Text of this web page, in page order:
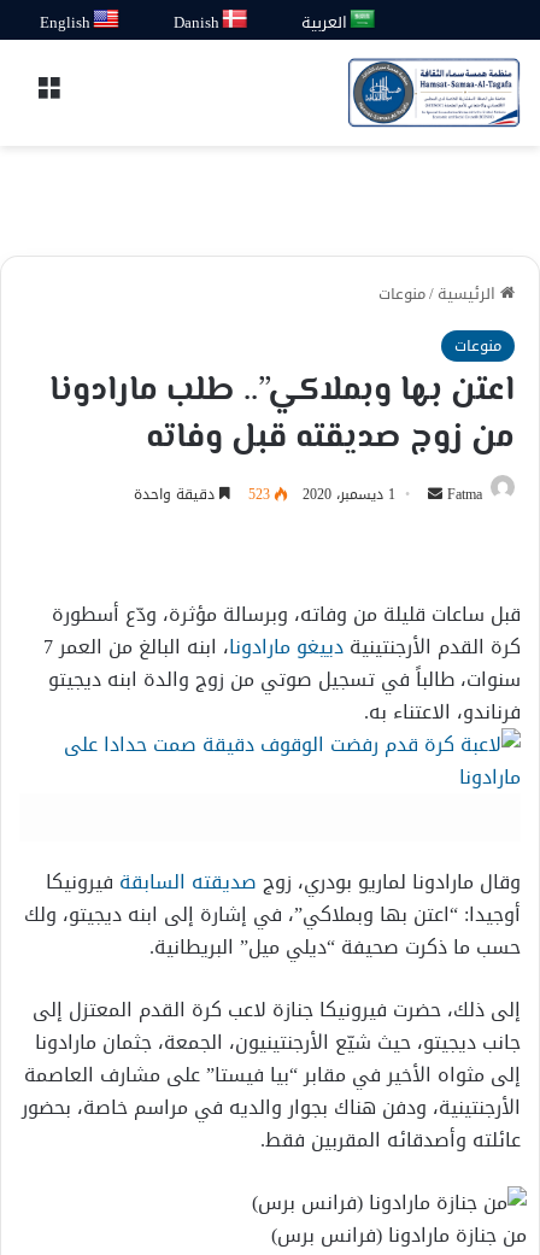
العربية Danish
English
الرئيسية/منوعات
منوعات
اعتن بها وبملاكي”.. طلب مارادونا
من زوج صديقته قبل وفاته
Fatma
أرسل 1 ديسمبر، 2020 523 دقيقة واحدة
قبل ساعات قليلة من وفاته، وبرسالة مؤثرة، ودّع أسطورة
كرة القدم الأرجنتينيةدييغو مارادونا
، ابنه البالغ من العمر 7
سنوات، طالباً في تسجيل صوتي من زوج والدة ابنه ديجيتو
فرناندو، الاعتناء به.
وقال مارادونا لماريو بودري، زوجصديقته السابقة فيرونيكا
أوجيدا: “اعتن بها وبملاكي”، في إشارة إلى ابنه ديجيتو، ولك
حسب ما ذكرت صحيفة “ديلي ميل” البريطانية.
إلى ذلك، حضرت فيرونيكا جنازة لاعب كرة القدم المعتزل إلى
جانب ديجيتو، حيث شيّع الأرجنتينيون، الجمعة، جثمان مارادونا
إلى مثواه الأخير في مقابر “بيا فيستا” على مشارف العاصمة
الأرجنتينية، ودفن هناك بجوار والديه في مراسم خاصة، بحضور
عائلته وأصدقائه المقربين فقط.‭ ‬
من جنازة مارادونا (فرانس برس)